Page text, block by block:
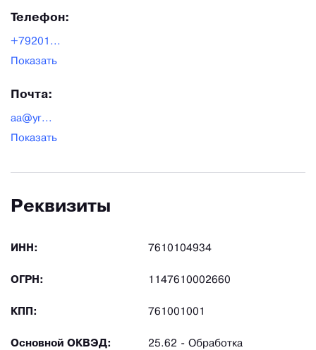
Телефон:
+79201...
Показать
Почта:
aa@yr...
Показать
Реквизиты
ИНН: 7610104934
ОГРН: 1147610002660
КПП: 761001001
Основной ОКВЭД:
25.62 - Обработка